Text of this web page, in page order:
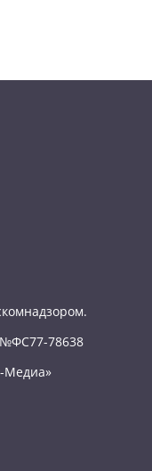
№ФС77-78638
Медиа»